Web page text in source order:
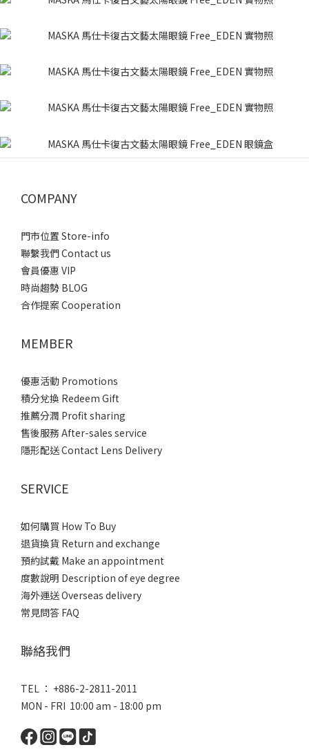
COMPANY
門市位置 Store-info
聯繫我們 Contact us
會員優惠 VIP
時尚趨勢 BLOG
合作提案 Cooperation
MEMBER
優惠活動 Promotions
積分兌換 Redeem Gift
推薦分潤 Profit sharing
售後服務 After-sales service
隱形配送 Contact Lens Delivery
SERVICE
如何購買 How To Buy
退貨換貨 Return and exchange
預約試戴 Make an appointment
度數說明 Description of eye degree
海外運送 Overseas delivery
常見問答 FAQ
聯絡我們
TEL ： +886-2-2811-2011
MON - FRI 10:00 am - 18:00 pm